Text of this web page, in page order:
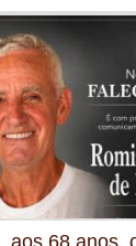
aos 68 anos,